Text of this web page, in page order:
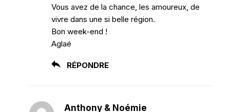
Vous avez de la chance, les amoureux, de
vivre dans une si belle région.
Bon week-end !
Aglaé
RÉPONDRE
Anthony & Noémie